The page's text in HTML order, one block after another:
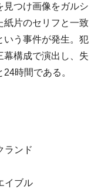
見つけ画像をガルシ
紙片のセリフと一致
いう事件が発生。犯
幕構成で演出し、失
時間である。
ランド
イブル